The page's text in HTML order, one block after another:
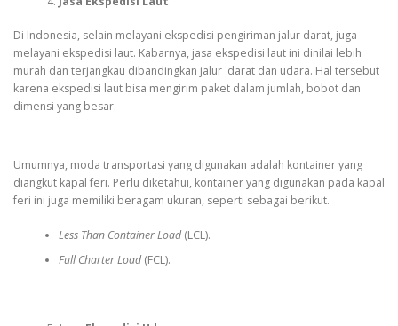
Di Indonesia, selain melayani ekspedisi pengiriman jalur darat, juga
melayani ekspedisi laut. Kabarnya, jasa ekspedisi laut ini dinilai lebih
murah dan terjangkau dibandingkan jalur darat dan udara. Hal tersebut
karena ekspedisi laut bisa mengirim paket dalam jumlah, bobot dan
dimensi yang besar.
Umumnya, moda transportasi yang digunakan adalah kontainer yang
diangkut kapal feri. Perlu diketahui, kontainer yang digunakan pada kapal
feri ini juga memiliki beragam ukuran, seperti sebagai berikut.
Less Than Container Load(LCL).
Full Charter Load(FCL).